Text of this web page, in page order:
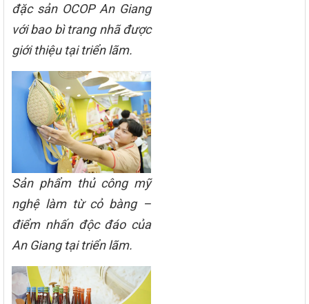
đặc sản OCOP An Giang
với bao bì trang nhã được
giới thiệu tại triển lãm.
Sản phẩm thủ công mỹ
nghệ làm từ cỏ bàng –
điểm nhấn độc đáo của
An Giang tại triển lãm.